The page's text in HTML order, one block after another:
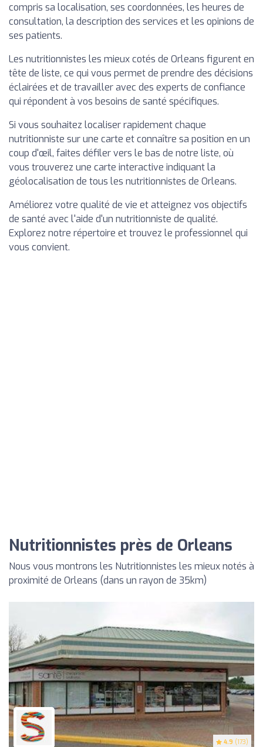
compris sa localisation, ses coordonnées, les heures de
consultation, la description des services et les opinions de
ses patients.
Les nutritionnistes les mieux cotés de Orleans figurent en
tête de liste, ce qui vous permet de prendre des décisions
éclairées et de travailler avec des experts de confiance
qui répondent à vos besoins de santé spécifiques.
Si vous souhaitez localiser rapidement chaque
nutritionniste sur une carte et connaître sa position en un
coup d'œil, faites défiler vers le bas de notre liste, où
vous trouverez une carte interactive indiquant la
géolocalisation de tous les nutritionnistes de Orleans.
Améliorez votre qualité de vie et atteignez vos objectifs
de santé avec l'aide d'un nutritionniste de qualité.
Explorez notre répertoire et trouvez le professionnel qui
vous convient.
Nutritionnistes près de Orleans
Nous vous montrons les Nutritionnistes les mieux notés à
proximité de Orleans (dans un rayon de 35km)
4.9 (173)